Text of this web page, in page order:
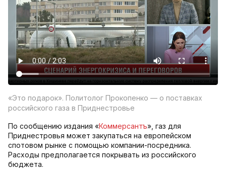
«Это подарок». Политолог Прокопенко — о поставках
российского газа в Приднестровье
По сообщению издания «Коммерсантъ», газ для
Приднестровья может закупаться на европейском
спотовом рынке с помощью компании-посредника.
Расходы предполагается покрывать из российского
бюджета.